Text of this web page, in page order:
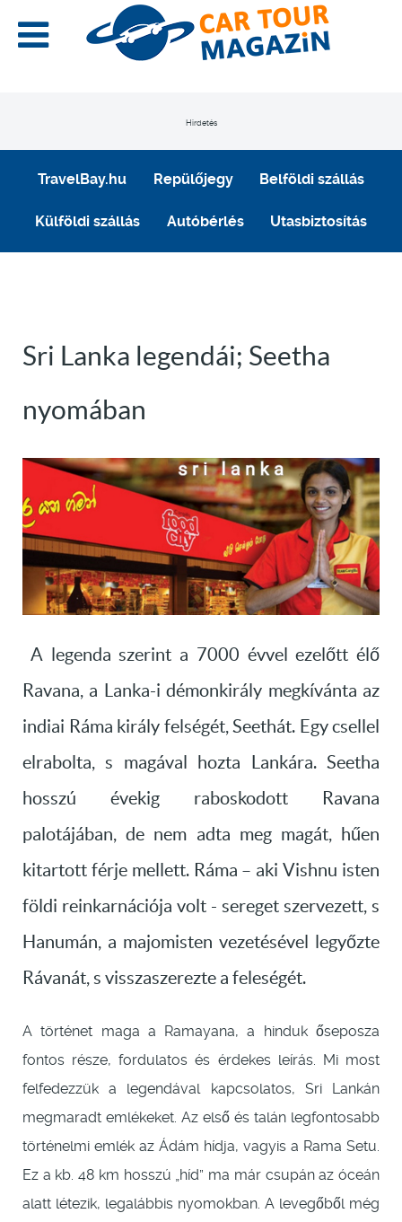
Hirdetés
TravelBay.hu Repülőjegy Belföldi szállás
Külföldi szállás Autóbérlés Utasbiztosítás
Sri Lanka legendái; Seetha
nyomában
A legenda szerint a 7000 évvel ezelőtt élő
Ravana, a Lanka-i démonkirály megkívánta az
indiai Ráma király felségét, Seethát. Egy csellel
elrabolta, s magával hozta Lankára. Seetha
hosszú évekig raboskodott Ravana
palotájában, de nem adta meg magát, hűen
kitartott férje mellett. Ráma – aki Vishnu isten
földi reinkarnációja volt - sereget szervezett, s
Hanumán, a majomisten vezetésével legyőzte
Rávanát, s visszaszerezte a feleségét.
A történet maga a Ramayana, a hinduk őseposza
fontos része, fordulatos és érdekes leírás. Mi most
felfedezzük a legendával kapcsolatos, Sri Lankán
megmaradt emlékeket. Az első és talán legfontosabb
történelmi emlék az Ádám hídja, vagyis a Rama Setu.
Ez a kb. 48 km hosszú „híd” ma már csupán az óceán
alatt létezik, legalábbis nyomokban. A levegőből még